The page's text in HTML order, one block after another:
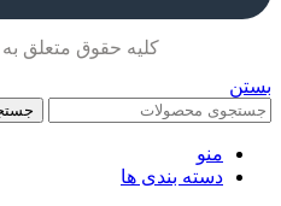
کلیه حقوق متعلق
بستن
منو
دسته بندی ها